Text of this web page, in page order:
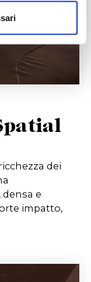
dei
densa e
impatto,